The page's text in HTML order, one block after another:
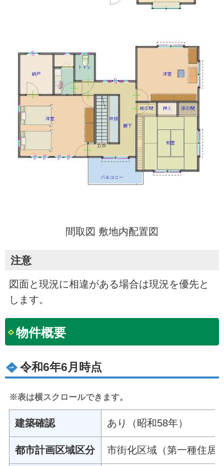
間取図 敷地内配置図
注意
図面と現況に相違がある場合は現況を優先と
します。
物件概要
令和6年6月時点
※表は横スクロールできます。
建築確認 あり（昭和58年）
都市計画区域区分 市街化区域（第一種住居